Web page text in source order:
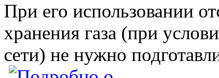
При его использовании
хранения газа (при
сети) не нужно